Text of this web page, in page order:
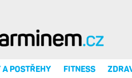
A POSTŘEHY FITNESS